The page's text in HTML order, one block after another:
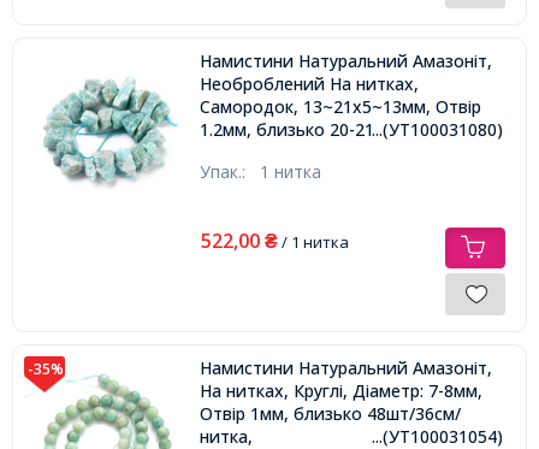
Намистини Натуральний Амазоніт,
Необроблений На нитках,
Самородок, 13~21x5~13мм, Отвір
1.2мм, близько 20-21шт/19-20см/
...(УТ100031080)
Упак.: 1 нитка
522,00 ₴/ 1 нитка
-35%
Намистини Натуральний Амазоніт,
На нитках, Круглі, Діаметр: 7-8мм,
Отвір 1мм, близько 48шт/36см/
нитка,
...(УТ100031054)